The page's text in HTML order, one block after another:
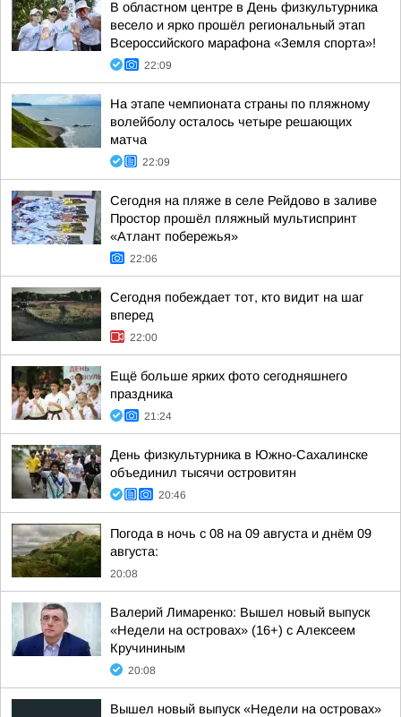
В областном центре в День физкультурника
весело и ярко прошёл региональный этап
Всероссийского марафона «Земля спорта»!
22:09
На этапе чемпионата страны по пляжному
волейболу осталось четыре решающих
матча
22:09
Сегодня на пляже в селе Рейдово в заливе
Простор прошёл пляжный мультиспринт
«Атлант побережья»
22:06
Сегодня побеждает тот, кто видит на шаг
вперед
22:00
Ещё больше ярких фото сегодняшнего
праздника
21:24
День физкультурника в Южно-Сахалинске
объединил тысячи островитян
20:46
Погода в ночь с 08 на 09 августа и днём 09
августа:
20:08
Валерий Лимаренко: Вышел новый выпуск
«Недели на островах» (16+) с Алексеем
Кручининым
20:08
Вышел новый выпуск «Недели на островах»